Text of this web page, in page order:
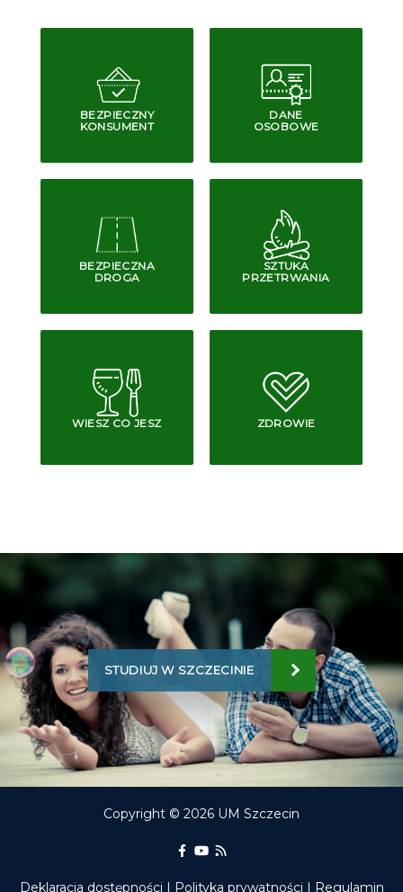
BEZPIECZNY
KONSUMENT
DANE
OSOBOWE
BEZPIECZNA
DROGA
SZTUKA
PRZETRWANIA
WIESZ CO JESZ ZDROWIE
STUDIUJ W SZCZECINIE
Copyright © 2026 UM Szczecin
Portal Edukacyjny na Facebooku
kanał Youtube Portalu
Deklaracja dostępności | Polityka prywatności | Regulamin